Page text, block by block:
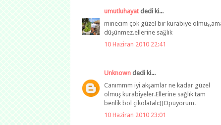
umutluhayatdedi ki...
minecim çok güzel bir kurabiye
düşünmez.ellerine sağlık
10 Haziran 2010 22:41
Unknown dedi ki...
Canımmm iyi akşamlar ne kadar güzel
olmuş kurabiyeler.Ellerine sağlık tam
benlik bol çikolatalı:))Öpüyorum.
10 Haziran 2010 23:01